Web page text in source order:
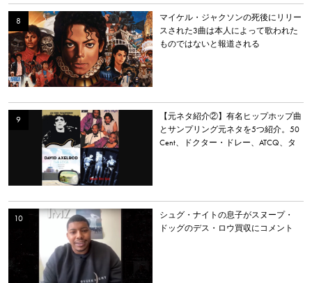
マイケル・ジャクソンの死後にリリー
スされた3曲は本人によって歌われた
ものではないと報道される
【元ネタ紹介②】有名ヒップホップ曲
とサンプリング元ネタを5つ紹介。50
Cent、ドクター・ドレー、ATCQ、タ
シュグ・ナイトの息子がスヌープ・
ドッグのデス・ロウ買収にコメント